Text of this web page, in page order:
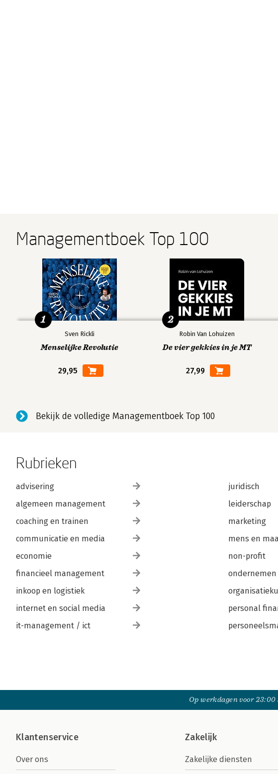
Managementboek Top 100
Sven Rickli
Menselijke Revolutie
29,95
1
Robin Van Lohuizen
De vier gekkies in je MT
27,99
2
Bekijk de volledige Managementboek Top 100
Rubrieken
advisering
algemeen management
coaching en trainen
communicatie en media
economie
financieel management
inkoop en logistiek
internet en social media
it-management / ict
juridisch
leiderschap
marketing
mens en
non-profit
ondernemen
personal
Op werkdagen voor
Klantenservice
Over ons
Zakelijk
Zakelijke diensten